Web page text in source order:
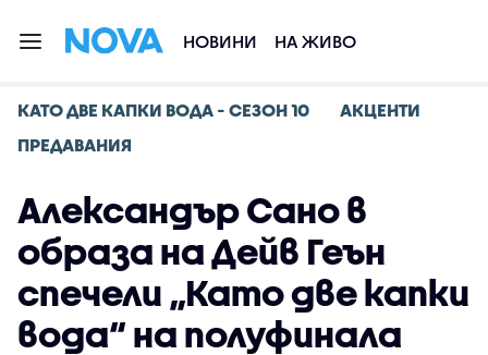
НОВИНИ НА ЖИВО
КАТО ДВЕ КАПКИ ВОДА - СЕЗОН 10
АКЦЕНТИ
ПРЕДАВАНИЯ
Александър Сано в
образа на Дейв Геън
спечели „Като две капки
вода“ на полуфинала